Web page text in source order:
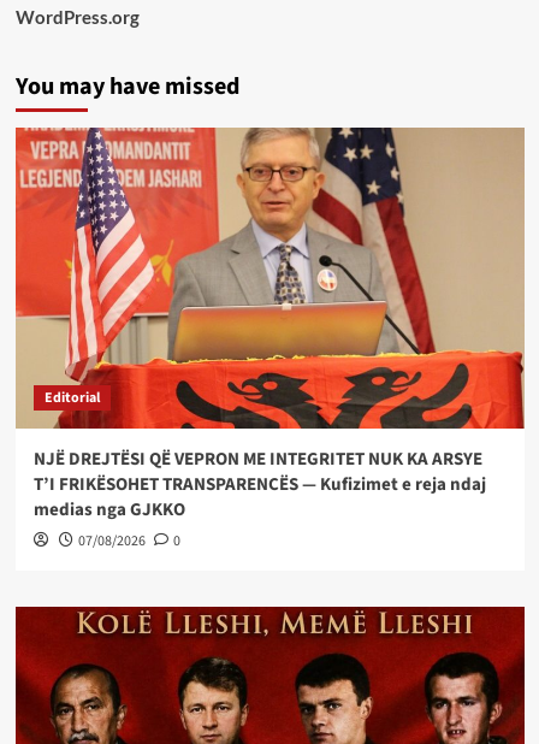
WordPress.org
You may have missed
Editorial
NJË DREJTËSI QË VEPRON ME INTEGRITET NUK KA ARSYE
T’I FRIKËSOHET TRANSPARENCËS — Kufizimet e reja ndaj
medias nga GJKKO
07/08/2026 0